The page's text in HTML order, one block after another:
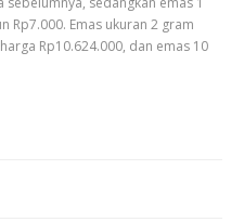
Rp7.000. Emas ukuran 2 gram
Rp10.624.000, dan emas 10